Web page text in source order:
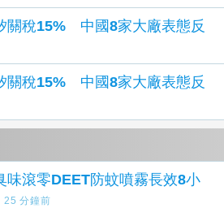
關稅15% 中國8家大廠表態反
關稅15% 中國8家大廠表態反
味滾零DEET防蚊噴霧長效8小
25 分鐘前